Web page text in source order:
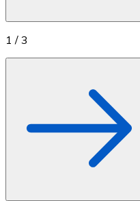
1 / 3